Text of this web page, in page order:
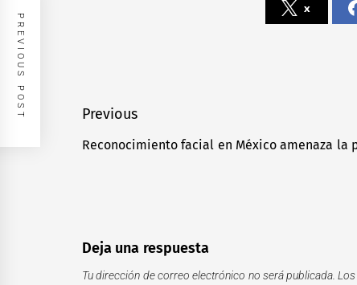
x
Navegación
de
Previous
Previous
Reconocimiento facial en México amenaza la
PREVIOUS POST
Deja una respuesta
Tu dirección de correo electrónico no será publicada.